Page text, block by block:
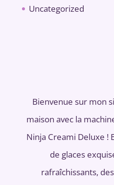
Uncategorized
Bienvenue sur mon
maison avec la
Ninja Creami Deluxe !
de glaces
rafraîchissants,